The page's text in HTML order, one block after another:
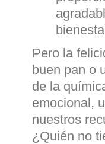
Pero la
buen pan o
de la
emocional,
nuestros
¿Quién no